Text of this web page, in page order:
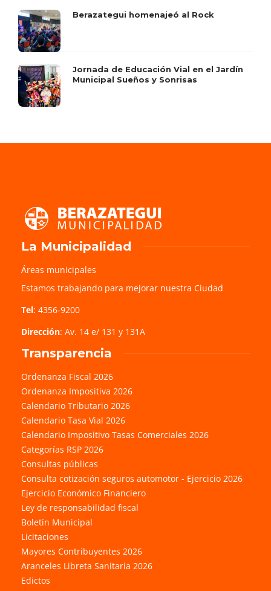
Berazategui homenajeó al Rock
Jornada de Educación Vial en el Jardín
Municipal Sueños y Sonrisas
La Municipalidad
Áreas municipales
Estamos trabajando para mejorar nuestra Ciudad
Tel: 4356-9200
Dirección: Av. 14 e/ 131 y 131A
Transparencia
Ordenanza Fiscal 2026
Ordenanza Impositiva 2026
Calendario Tributario 2026
Calendario Tasa Vial 2026
Calendario Impositivo Tasas Comerciales 2026
Categorías RSP 2026
Consultas públicas
Consulta cotización seguros automotor - Ejercicio 2026
Ejercicio Económico Financiero
Ley de responsabilidad fiscal
Boletín Municipal
Licitaciones
Mayores Contribuyentes 2026
Aranceles Libreta Sanitaria 2026
Edictos